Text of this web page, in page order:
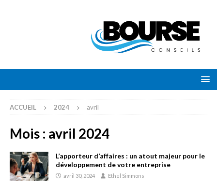
ACCUEIL 2024 avril
Mois : avril 2024
L’apporteur d’affaires : un atout majeur pour le
développement de votre entreprise
avril 30, 2024 Ethel Simmons